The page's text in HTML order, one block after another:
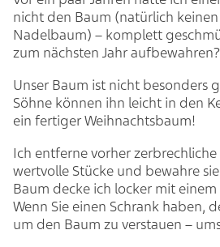
nicht den Baum (natürlich keinen
Nadelbaum) – komplett
zum nächsten Jahr aufbewahren?
Unser Baum ist nicht besonders
Söhne können ihn leicht in den
ein fertiger Weihnachtsbaum!
Ich entferne vorher
wertvolle Stücke und bewahre
Baum decke ich locker mit
Wenn Sie einen Schrank haben,
um den Baum zu verstauen –